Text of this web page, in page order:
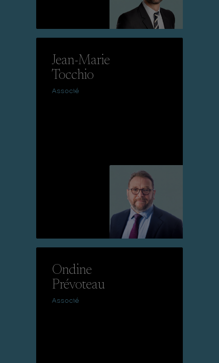
Jean-Marie
Tocchio
Associé
Ondine
Prévoteau
Associé